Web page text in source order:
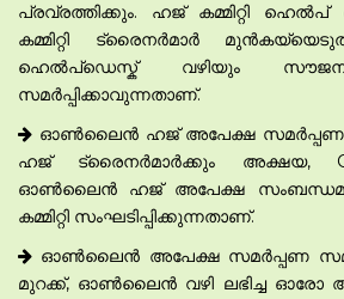
പ്രവ്രത്തിക്കും. ഹജ് കമ്മിറ്റി
കമ്മിറ്റി ട്രൈനർമാർ
ഹെൽപ്ഡെസ്ക് വഴിയും
സമർപ്പിക്കാവുന്നതാണ്.
ഓൺലൈൻ ഹജ് അപേക്ഷ സമർപ്പണം
ഹജ് ട്രൈനർമാർക്കും അക്ഷയ,
ഓൺലൈൻ ഹജ് അപേക്ഷ
കമ്മിറ്റി സംഘടിപ്പിക്കുന്നതാണ്.
ഓൺലൈൻ അപേക്ഷ സമർപ്പണ
മുറക്ക്, ഓൺലൈൻ വഴി ലഭിച്ച ഓരോ